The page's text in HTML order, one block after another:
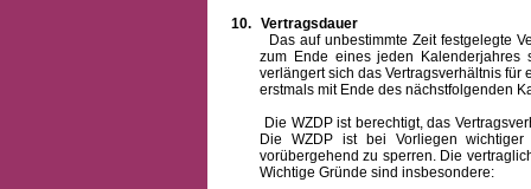
10. Vertragsdauer
Das auf unbestimmte Zeit festgelegte
zum Ende eines jeden Kalenderjahres
verlängert sich das Vertragsverhältnis
erstmals mit Ende des nächstfolgenden
Die WZDP ist berechtigt, das
Die WZDP ist bei Vorliegen
vorübergehend zu sperren. Die
Wichtige Gründe sind insbesondere: